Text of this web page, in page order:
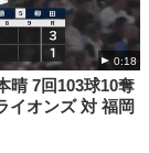
0:18
晴 7回103球10奪
イオンズ 対 福岡